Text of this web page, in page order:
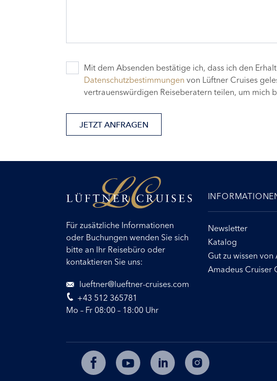
Mit dem Absenden bestätige ich, dass ich den
Datenschutzbestimmungen von Lüftner Cruises
vertrauenswürdigen Reiseberatern teilen, um mich
JETZT ANFRAGEN
Für zusätzliche Informationen
oder Buchungen wenden Sie sich
bitte an Ihr Reisebüro oder
kontaktieren Sie uns:
lueftner@lueftner-cruises.com
+43 512 365781
Mo – Fr 08:00 – 18:00 Uhr
Newsletter
Katalog
Gut zu wissen von
Amadeus Cruiser